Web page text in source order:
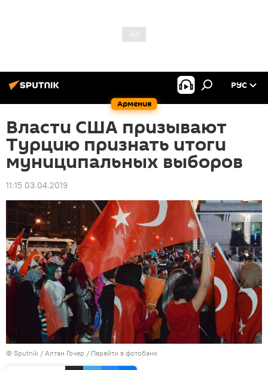
Армения
РУС
Власти США призывают
Турцию признать итоги
муниципальных выборов
11:15 03.04.2019
© Sputnik / Алтан Гочер / Перейти в фотобанк